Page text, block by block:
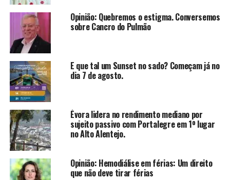
Opinião: Quebremos o estigma. Conversemos
sobre Cancro do Pulmão
E que tal um Sunset no sado? Começam já no
dia 7 de agosto.
Évora lidera no rendimento mediano por
sujeito passivo com Portalegre em 1º lugar
no Alto Alentejo.
Opinião: Hemodiálise em férias: Um direito
que não deve tirar férias